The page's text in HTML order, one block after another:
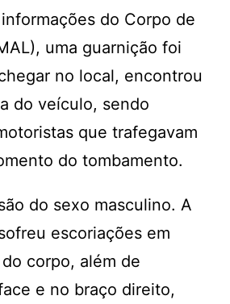
do Corpo de
uma guarnição foi
no local, encontrou
do veículo, sendo
que trafegavam
do tombamento.
do sexo masculino. A
escoriações em
corpo, além de
e no braço direito,